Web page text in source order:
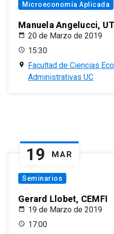
Microeconomía Aplicada
Manuela Angelucci,
20 de Marzo de 2019
15:30
Facultad de Ciencias
Administrativas UC
19 MAR
Seminarios
Gerard Llobet, CEMFI
19 de Marzo de 2019
17:00